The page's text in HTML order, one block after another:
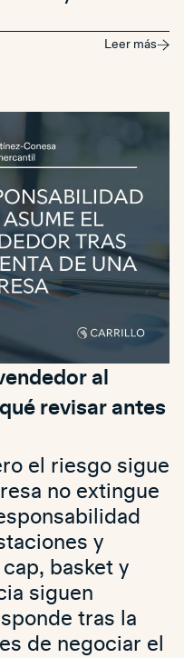
Leer más
al
revisar antes
el riesgo sigue
no extingue
y
basket y
siguen
tras la
de negociar el